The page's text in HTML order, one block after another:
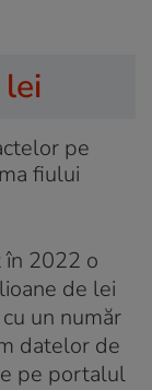
pe
fiului
în 2022 o
de lei
un număr
datelor de
pe portalul